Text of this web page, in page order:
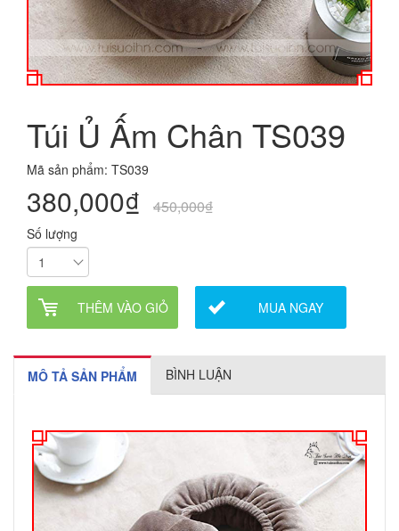
Túi Ủ Ấm Chân TS039
Mã sản phẩm: TS039
380,000₫ 450,000₫
Số lượng
THÊM VÀO GIỎ MUA NGAY
MÔ TẢ SẢN PHẨM BÌNH LUẬN